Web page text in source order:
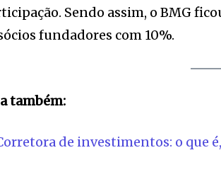
Sendo assim, o BMG
fundadores com 10%.
também:
de investimentos: o que